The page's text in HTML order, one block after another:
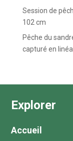
Session de
102 cm
Pêche du
capturé en
Explorer
Accueil